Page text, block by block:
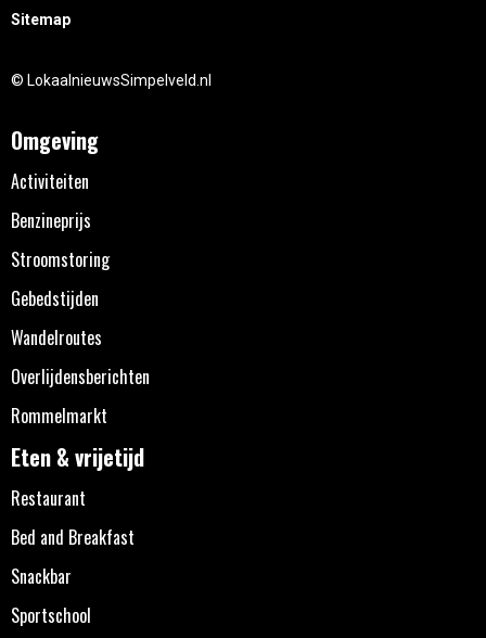
Sitemap
© LokaalnieuwsSimpelveld.nl
Omgeving
Activiteiten
Benzineprijs
Stroomstoring
Gebedstijden
Wandelroutes
Overlijdensberichten
Rommelmarkt
Eten & vrijetijd
Restaurant
Bed and Breakfast
Snackbar
Sportschool